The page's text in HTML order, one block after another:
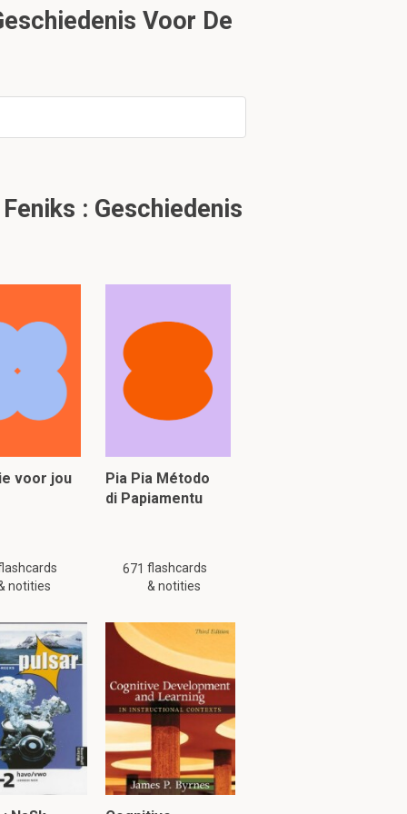
op.
Azteken. De
in Midden-
Voor De
: Geschiedenis
voor jou
notities
Pia Pia Método
di Papiamentu
671 flashcards
& notities